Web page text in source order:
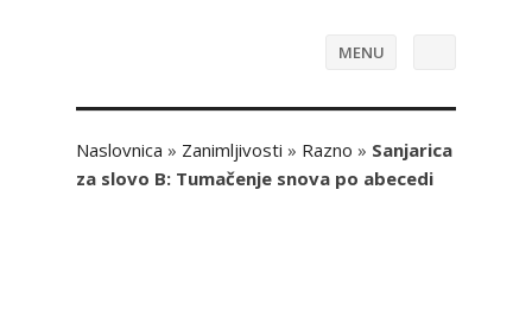
MENU
Naslovnica » Zanimljivosti » Razno » Sanjarica
za slovo B: Tumačenje snova po abecedi